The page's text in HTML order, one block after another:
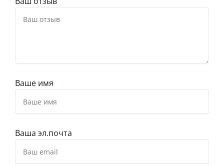
Ваше имя
Ваша эл.почта